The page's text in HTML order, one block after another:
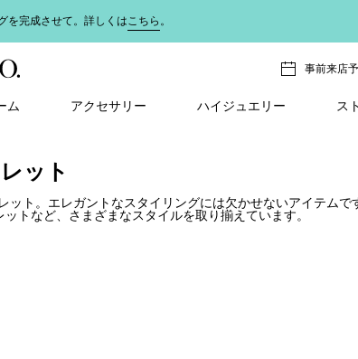
を完成させて。詳しくはこちら 。
事前来店
ム アクセサリー ハイジュエリー ス
ット
ト。エレガントなスタイリングには欠かせないアイテムで
トなど、さまざまなスタイルを取り揃えています。